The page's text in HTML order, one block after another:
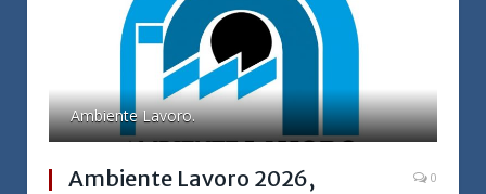
Ambiente Lavoro.
Ambiente Lavoro 2026,
0